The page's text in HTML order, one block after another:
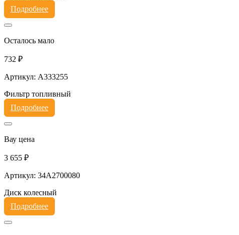
Подробнее
Осталось мало
732 ₽
Артикул: A333255
Фильтр топливный
Подробнее
Вау цена
3 655 ₽
Артикул: 34A2700080
Диск колесный
Подробнее